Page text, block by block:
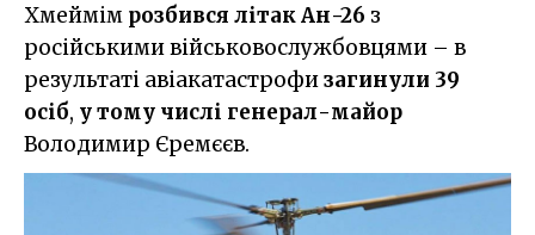
Хмеймім розбився літак Ан-26 з
російськими військовослужбовцями – в
результаті авіакатастрофизагинули 39
осіб, у тому числі генерал-майор
Володимир Єремєєв.